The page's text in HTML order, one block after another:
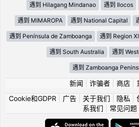
遇到 Hilagang Mindanao 遇到 Ilocos
遇到 MIMAROPA 遇到 National Capital
遇到 Península de Zamboanga 遇到 Region
遇到 South Australia 遇到
遇到 Zamboanga
新闻 诈骗者| 商店|
Cookie和GDPR
广告| 关于我们 隐私
系我们
常见问题